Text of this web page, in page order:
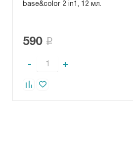
base&color 2 in1, 12 мл.
590
- +